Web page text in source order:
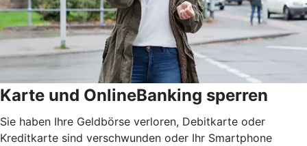
Karte und OnlineBanking sperren
Sie haben Ihre Geldbörse verloren, Debitkarte oder
Kreditkarte sind verschwunden oder Ihr Smartphone